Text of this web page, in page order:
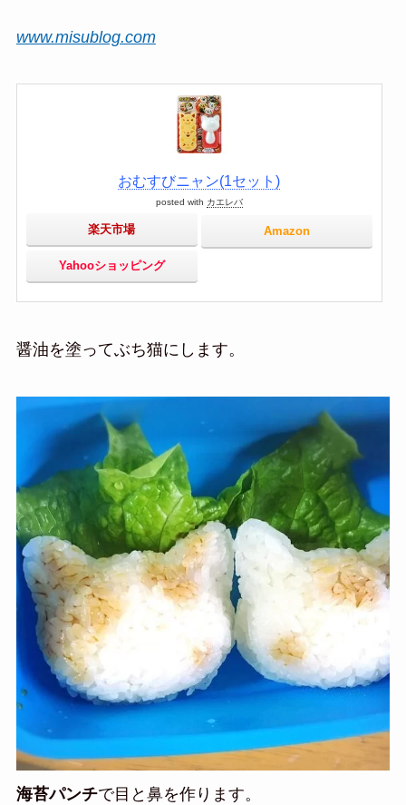
www.misublog.com
おむすびニャン(1セット)
posted with カエレバ
楽天市場 Amazon
Yahooショッピング
醤油を塗ってぶち猫にします。
海苔パンチで目と鼻を作ります。